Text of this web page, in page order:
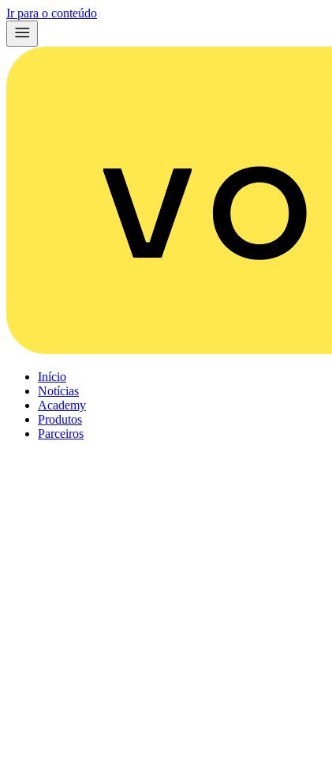
Ir para o conteúdo
Início
Notícias
Academy
Produtos
Parceiros